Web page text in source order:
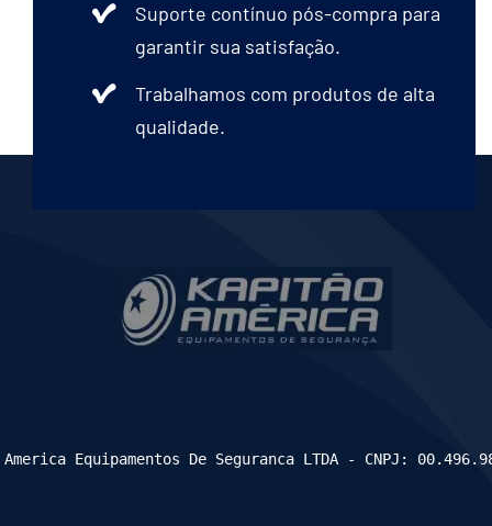
Suporte contínuo pós-compra para
garantir sua satisfação.
Trabalhamos com produtos de alta
qualidade.
Equipamentos De Seguranca LTDA - CNPJ: